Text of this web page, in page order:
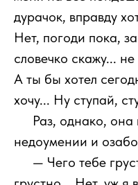
дурачок, вправду
Нет, погоди пока,
словечко скажу...
А ты бы хотел
хочу... Ну ступай,
Раз, однако, она
недоумении и
— Чего тебе